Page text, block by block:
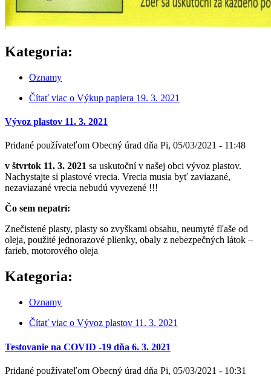
Kategoria:
Oznamy
Čítať viac o Výkup papiera 19. 3. 2021
Vývoz plastov 11. 3. 2021
Pridané používateľom Obecný úrad dňa Pi, 05/03/2021 - 11:48
v štvrtok 11. 3. 2021 sa uskutoční v našej obci vývoz plastov.
Nachystajte si plastové vrecia. Vrecia musia byť zaviazané,
nezaviazané vrecia nebudú vyvezené !!!
Čo sem nepatrí:
Znečistené plasty, plasty so zvyškami obsahu, neumyté fľaše od
oleja, použité jednorazové plienky, obaly z nebezpečných látok –
farieb, motorového oleja
Kategoria:
Oznamy
Čítať viac o Vývoz plastov 11. 3. 2021
Testovanie na COVID -19 dňa 6. 3. 2021
Pridané používateľom Obecný úrad dňa Pi, 05/03/2021 - 10:31